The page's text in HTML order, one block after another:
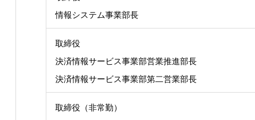
情報システム事業部長
取締役
決済情報サービス事業部営業推進部長
決済情報サービス事業部第二営業部長
取締役（非常勤）